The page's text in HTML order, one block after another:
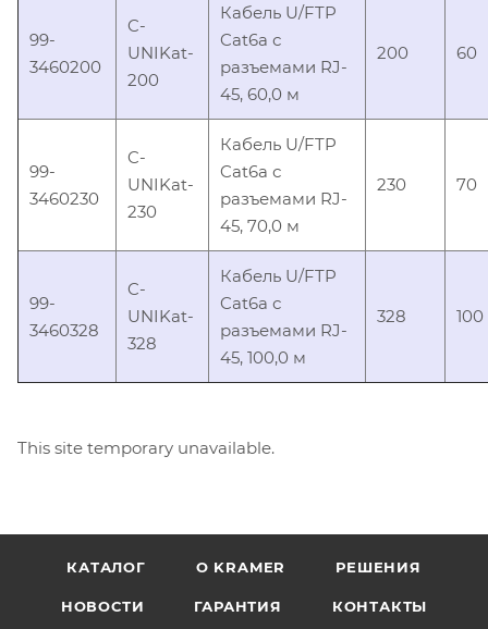
99-
3460200
C-
UNIKat-
200
Кабель U/FTP
Cat6a с
разъемами RJ-
45, 60,0 м
200 60
99-
3460230
C-
UNIKat-
230
Кабель U/FTP
Cat6a с
разъемами RJ-
45, 70,0 м
230 70
99-
3460328
C-
UNIKat-
328
Кабель U/FTP
Cat6a с
разъемами RJ-
45, 100,0 м
328 100
This site temporary unavailable.
КАТАЛОГ O KRAMER РЕШЕНИЯ
НОВОСТИ ГАРАНТИЯ КОНТАКТЫ